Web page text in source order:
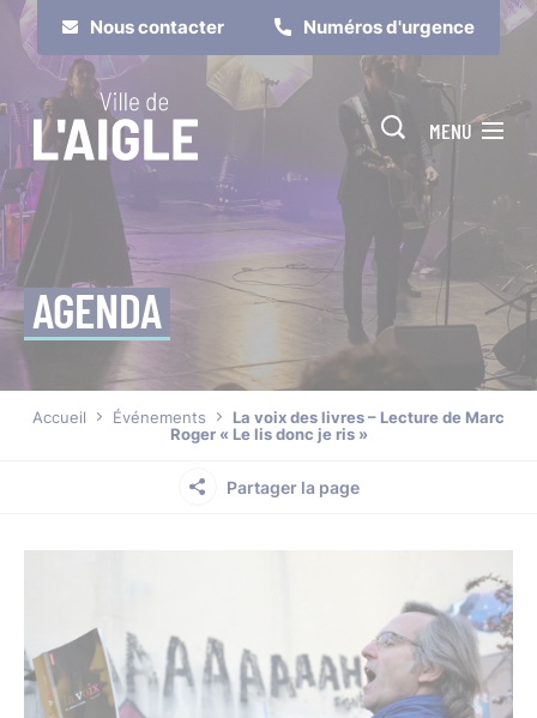
Nous contacter Numéros d'urgence
MENU
AGENDA
Accueil Événements
La voix des livres – Lecture de Marc
Roger « Le lis donc je ris »
Partager la page
Cookies management panel